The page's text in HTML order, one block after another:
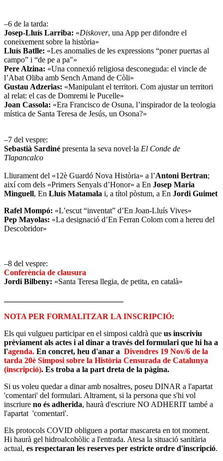
–6 de la tarda:
Josep-Lluís Larriba: «Diskover, una App per difondre el
coneixement sobre la història»
Lluís Batlle: «Les anomalies de les expressions “poner puertas al
campo” i “de pe a pa"»
Pere Alzina: «Una connexió religiosa desconeguda: el vincle de
l’Abat Oliba amb Sench Amand de Còli»
Gustau Adzerias: «Manipulant el territori. Com ajustar un territori
al relat: el cas de Domremi le Pucelle»
Joan Cassola: «Era Francisco de Osuna, l’inspirador de la teologia
mística de Santa Teresa de Jesús, un Osona?»
–7 del vespre:
Sebastià Sardiné presenta la seva novel·la El Conde de
Tlapancalco
Lliurament del «12è Guardó Nova Història» a l’Antoni Bertran;
així com dels «Primers Senyals d’Honor» a En Josep Maria
Minguell, En Lluís Matamala i, a títol pòstum, a En Jordi Guimet
Rafel Mompó: «L’escut “inventat” d’En Joan-Lluís Vives»
Pep Mayolas: «La designació d’En Ferran Colom com a hereu del
Descobridor»
–8 del vespre:
Conferència de clausura
Jordi Bilbeny: «Santa Teresa llegia, de petita, en català»
NOTA PER FORMALITZAR LA INSCRIPCIÓ:
Els qui vulgueu participar en el simposi caldrà que us inscriviu
prèviament als actes i al dinar a través del formulari que hi ha a
l'agenda. En concret, heu d'anar a Divendres 19 Nov/6 de la
tarda 20è Simposi sobre la Història Censurada de Catalunya
(inscripció). Es troba a la part dreta de la pàgina.
Si us voleu quedar a dinar amb nosaltres, poseu DINAR a l'apartat
'comentari' del formulari. Altrament, si la persona que s'hi vol
inscriure no és adherida, haurà d'escriure NO ADHERIT també a
l'apartat 'comentari'.
Els protocols COVID obliguen a portar mascareta en tot moment.
Hi haurà gel hidroalcohòlic a l'entrada. Atesa la situació sanitària
actual, es respectaran les reserves per estricte ordre d'inscripció.